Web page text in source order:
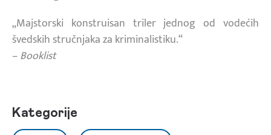
„Majstorski konstruisan triler jednog od vodećih
švedskih stručnjaka za kriminalistiku.“
–Booklist
Kategorije